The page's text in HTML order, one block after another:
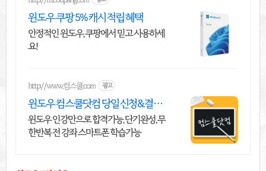
윈도우 쿠팡 5% 캐시 적립 혜택
안정적인 윈도우, 쿠팡에서 믿고 사용하세
요!
http://www.컴스쿨.com 광고
윈도우 컴스쿨닷컴 당일 신청&결제
시 기프티콘!
윈도우 인강만으로 합격가능, 단기완성, 무
한반복 전 강좌 스마트폰 학습가능